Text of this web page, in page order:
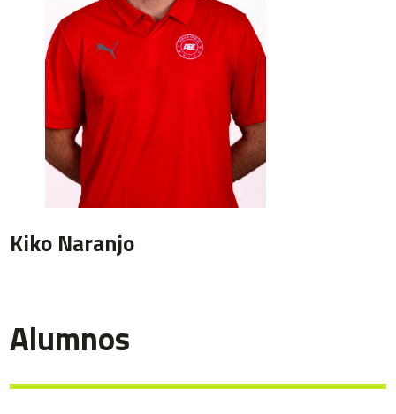
Kiko Naranjo
Alumnos